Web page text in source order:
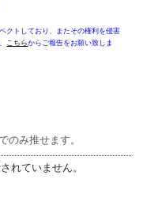
クトしており、またその権利を侵害
こちらからご報告をお願い致しま
のみ推せます。
れていません。